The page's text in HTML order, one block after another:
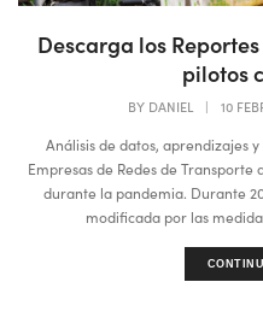
Descarga los
pilotos
BY DANIEL | 10
Análisis de datos, aprendizajes
Empresas de Redes de
durante la pandemia. Durante
modificada por las